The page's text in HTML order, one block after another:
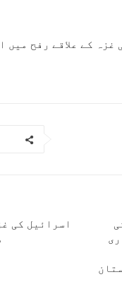
کے علاقے رفح میں